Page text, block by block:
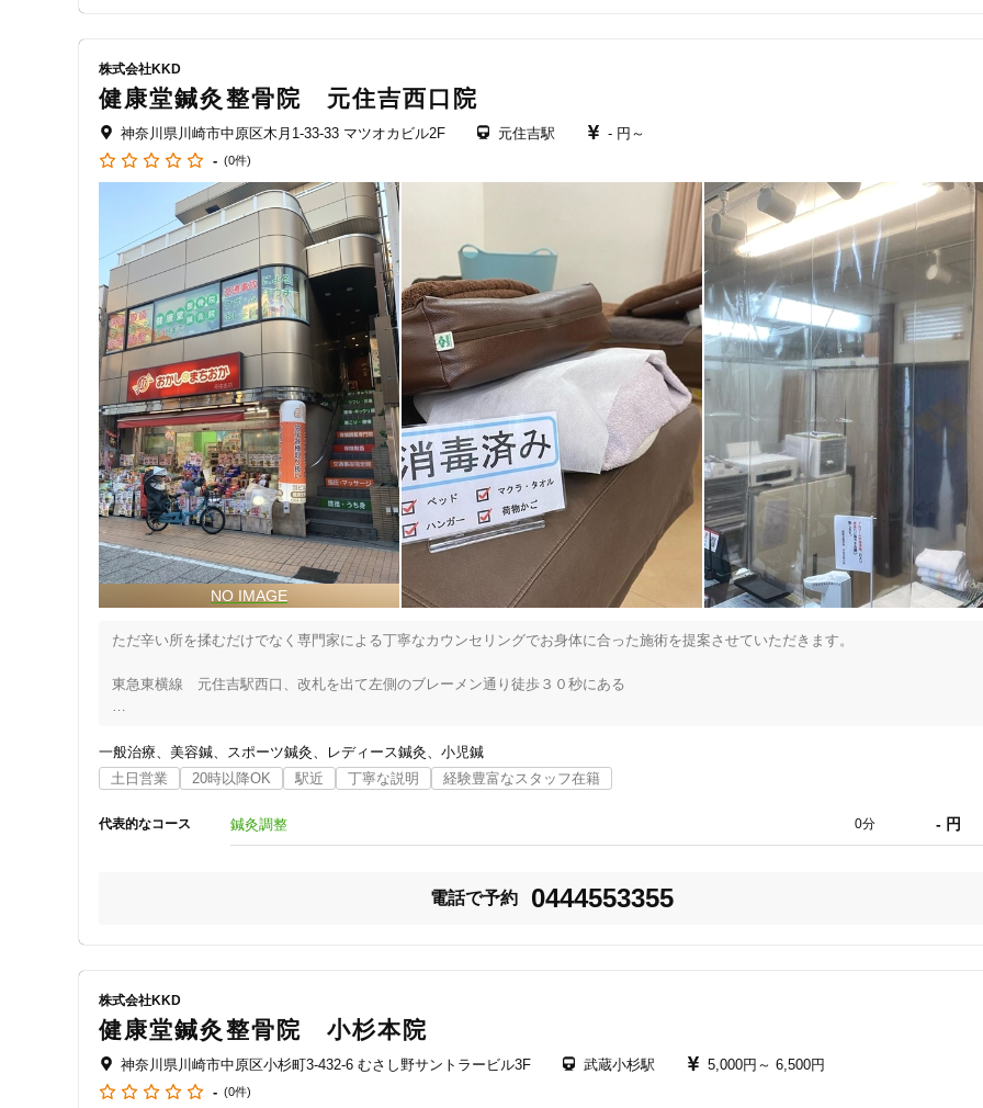
受付時間の特徴
20時以降OK
通院手段の特徴
駐車場あり 往療あり
設備の特徴
キッズスペースあり バリアフリー 個室完備
女性向けの特徴
女性スタッフ在籍 女性限定
接客・サービスの特徴
コロナ対応 オンラインサポートあり 丁寧な説明
施術の特徴
支払いに関する特徴
地域支援クーポン可
身体のバランスが崩れたとき、どこか負担がかかってしまうことで
大抵の痛みは発生しています。
その原因となる場所を発見し、適切な処置を行うことで、早期に回復するための
近道になります。
★一人ひとりに合わせた施術
全ての方に、ケガや痛みの状態やその後の経過などを、詳しく確認いたします。
そのうえで、症状にあわせて適切な施術を行なっていきます。
どこに負担がかかっているのか的確に判断し、原因にしっかりとアプローチしますので
より効果的な施術が期待できます。
★各種保険取扱い
保険は各種取扱いしておりますので、お気軽にご相談ください。
自賠責保険、労災保険なども取り扱っております。
★幅広い施術対応
一般的な施術はもちろん、リハビリ・鍼灸・骨盤調整にも注力しています。
さまざまな得意分野を持ったスタッフがおります。
お気軽にご相談ください！
★キッズルーム完備
お子様連れの方大歓迎です！施術の間は、子供大好きな女性スタッフ達がが責任持って子守させていただきます！キッズルームもあ
てさらに安心！
株式会社KKD
健康堂鍼灸整骨院 元住吉西口院
神奈川県川崎市中原区木月1-33-33 マツオカビル2F 元住吉駅
- 円～
- (0件)
ただ辛い所を揉むだけでなく専門家による丁寧なカウンセリングでお身体に合った施術を提案させていただきます。
東急東横線　元住吉駅西口、改札を出て左側のブレーメン通り徒歩３０秒にある
当院は交通事故治療（むちうち等）から首・肩・腰・膝の痛みまで患者様の気になるところを根本から改善へ導く施術に対応していま
今までどこに行っても改善しなかった方はぜひ一度ご来院ください！！
★首の痛み(動かすと痛む・常に張っている・ゴリゴリとコリを感じる・頭痛を伴う・腕に痛みが走る・手先が痺れるなど)
★背中・腰の痛み(同姿勢でいられない・座っていられない・寝返りができない・朝起きたとき痛い・足が痺れる・足に痛みが走る・車
乗り降りがツライなど)
★骨盤のゆがみ(足を組む方、スカートが回る方、姿勢が悪いと感じる方、痛みを我慢している方など)
★股関節の痛み(あぐらがかけない・足をあげる時に痛む・しゃがむとコキコキ鳴る・内ももの筋肉が張る・歩くと違和感や痛みを感じ
一般治療 美容鍼 スポーツ鍼灸 レディース鍼灸
小児鍼
土日営業
20時以降OK 駅近 丁寧な説明 経験豊富なスタッフ在籍
代表的なコース 鍼灸調整 0分 - 円
電話で予約 0444553355
株式会社KKD
健康堂鍼灸整骨院 小杉本院
神奈川県川崎市中原区小杉町3-432-6 むさし野サントラービル3F 武蔵小杉駅 5,000円～ 6,500円
- (0件)
「健康にはりを見た」